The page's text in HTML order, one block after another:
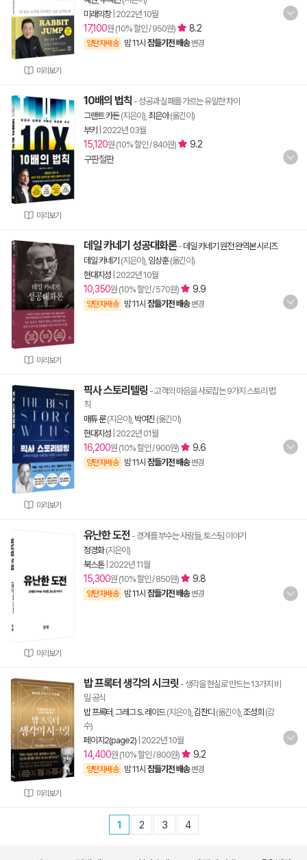
미리보기
미래의창| 2022년 10월
17,100원 (10% 할인 / 950원) 8.2
양탄자배송 밤 11시 잠들기전 배송 변경
미리보기
10배의 법칙 - 성공과 실패를 가르는 유일한 차이
그랜트 카돈(지은이), 최은아(옮긴이)
부키
2022년 03월
15,120원 (10% 할인 / 840원)
9.2
구판절판
미리보기
데일 카네기 성공대화론- 데일 카네기 원전 완역본 시리즈
데일 카네기 (지은이), 임상훈(옮긴이)
현대지성 2022년 10월
10,350원 (10% 할인 / 570원) 9.9
양탄자배송 밤 11시 잠들기전 배송 변경
미리보기
픽사 스토리텔링 - 고객의 마음을 사로잡는 9가지 스토리 법
칙
매튜 룬(지은이), 박여진 (옮긴이)
현대지성 2022년 01월
16,200원 (10% 할인 / 900원) 9.6
양탄자배송 밤 11시 잠들기전 배송 변경
미리보기
유난한 도전 - 경계를 부수는 사람들, 토스팀 이야기
정경화(지은이)
북스톤| 2022년 11월
15,300원 (10% 할인 / 850원) 9.8
양탄자배송 밤 11시 잠들기전 배송 변경
미리보기
밥 프록터 생각의 시크릿 - 생각을 현실로 만드는 13가지 비
밀 공식
밥 프록터 그레그 S. 레이드(지은이), 김잔디 (옮긴이), 조성희 (감
수)
페이지2(page2) 2022년 10월
14,400원 (10% 할인 / 800원) 9.2
양탄자배송 밤 11시 잠들기전 배송 변경
1 2 3 4